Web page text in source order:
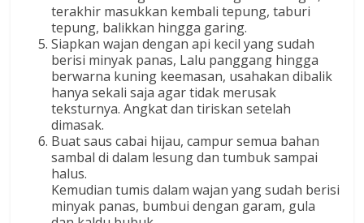
terakhir masukkan kembali tepung, taburi
tepung, balikkan hingga garing.
Siapkan wajan dengan api kecil yang sudah
berisi minyak panas, Lalu panggang hingga
berwarna kuning keemasan, usahakan dibalik
hanya sekali saja agar tidak merusak
teksturnya. Angkat dan tiriskan setelah
dimasak.
Buat saus cabai hijau, campur semua bahan
sambal di dalam lesung dan tumbuk sampai
halus.
Kemudian tumis dalam wajan yang sudah berisi
minyak panas, bumbui dengan garam, gula